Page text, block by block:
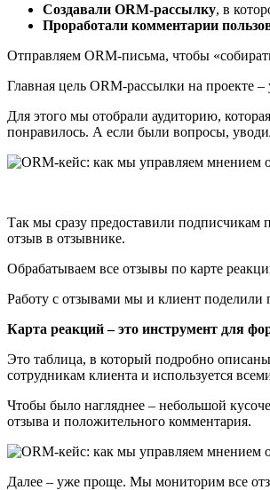
Создавали ORM-рассылку, в
Проработали комментарии
Отправляем ORM-письма, чтобы
Главная цель ORM-рассылки на проекте
Для этого мы отобрали аудиторию,
понравилось. А если были вопросы,
Так мы сразу предоставили подписчикам
отзыв в отзывнике.
Обрабатываем все отзывы по карте
Работу с отзывами мы и клиент поделили
Карта реакций – это инструмент для
Это таблица, в который подробно
сотрудникам клиента и используется
Чтобы было нагляднее – небольшой
отзыва и положительного комментария.
Далее – уже проще. Мы мониторим все